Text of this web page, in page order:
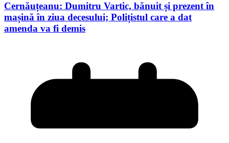
Cernăuțeanu: Dumitru Vartic, bănuit și prezent în
mașină în ziua decesului; Polițistul care a dat
amenda va fi demis